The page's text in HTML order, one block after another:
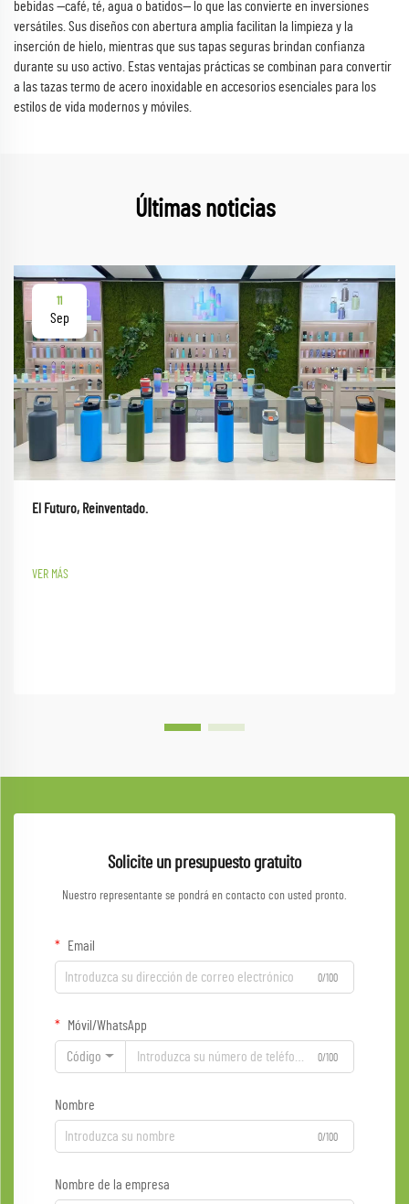
bebidas —café, té, agua o batidos— lo que las convierte en inversiones
versátiles. Sus diseños con abertura amplia facilitan la limpieza y la
inserción de hielo, mientras que sus tapas seguras brindan confianza
durante su uso activo. Estas ventajas prácticas se combinan para convertir
a las tazas termo de acero inoxidable en accesorios esenciales para los
estilos de vida modernos y móviles.
Últimas noticias
11
Sep
El Futuro, Reinventado.
VER MÁS
Solicite un presupuesto gratuito
Nuestro representante se pondrá en contacto con usted pronto.
Email
0/100
Móvil/WhatsApp
Código 0/100
Nombre
0/100
Nombre de la empresa